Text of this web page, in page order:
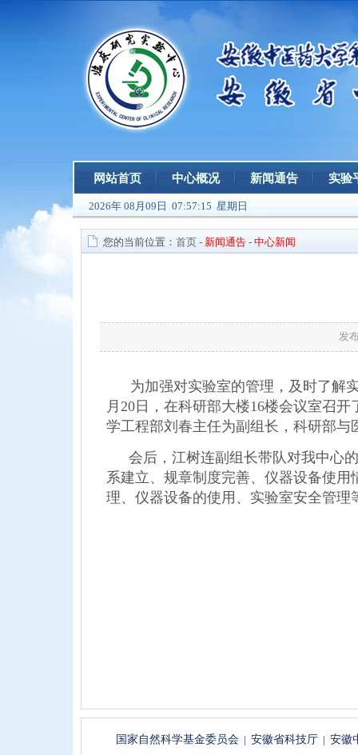
网站首页 中心概况 新闻通告 实验
2026年 08月09日 07:57:15 星期日
您的当前位置： 首页- 新闻通告- 中心新闻
发
为加强对实验室的管理，及时了解实
月 20日，在科研部大楼16楼会议室召开
学工程部刘春主任为副组长，科研部
会后，江树连副组长带队对我中心
系建立、规章制度完善、仪器设备使
理、仪器设备的使用、实验室安全管理
国家自然科学基金委员会| 安徽省科技厅| 安徽